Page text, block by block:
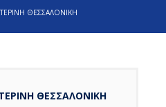
ΘΕΣΣΑΛΟΝΙΚΗ
ΘΕΣΣΑΛΟΝΊΚΗ